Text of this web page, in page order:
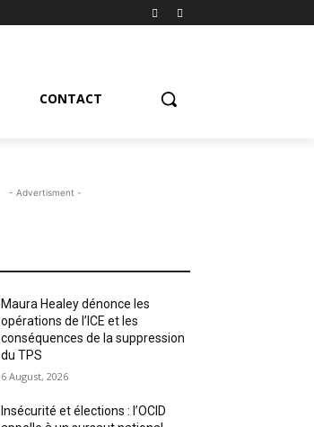
CONTACT
- Advertisment -
Maura Healey dénonce les
opérations de l’ICE et les
conséquences de la suppression
du TPS
6 August, 2026
Insécurité et élections : l’OCID